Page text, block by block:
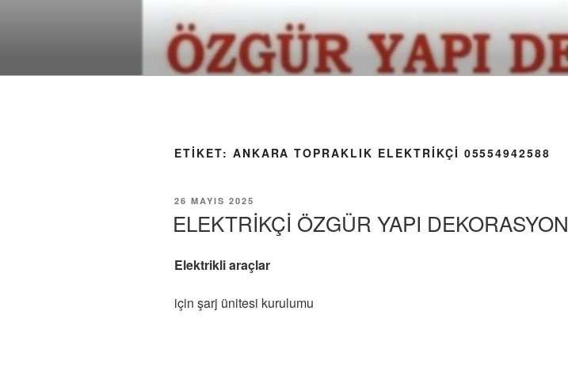
ETIKET: ANKARA TOPRAKLIK ELEKTRIKÇI 05554942588
YAYIM
26 MAYIS 2025
ELEKTRİKÇİ ÖZGÜR YAPI DEKORASYON
Elektrikli araçlar
için şarj ünitesi kurulumu